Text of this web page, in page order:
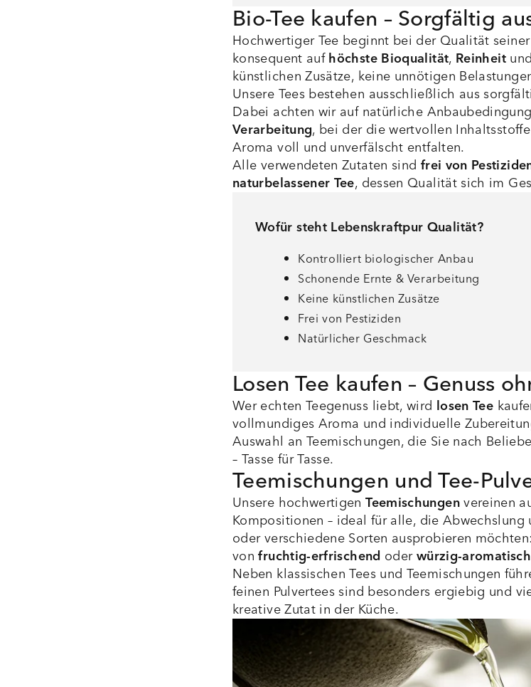
Bio-Tee kaufen – Sorgfältig
Hochwertiger Tee beginnt bei der Qualität
konsequent aufhöchste Bioqualität, Reinheit
künstlichen Zusätze, keine unnötigen
Unsere Tees bestehen ausschließlich aus
Dabei achten wir auf natürliche
Verarbeitung, bei der die wertvollen
Aroma voll und unverfälscht entfalten.
Alle verwendeten Zutaten sind frei von
naturbelassener Tee, dessen Qualität sich im
Wofür steht Lebenskraftpur Qualität?
Kontrolliert biologischer Anbau
Schonende Ernte & Verarbeitung
Keine künstlichen Zusätze
Frei von Pestiziden
Natürlicher Geschmack
Losen Tee kaufen – Genuss
Wer echten Teegenuss liebt, wird losen Tee
vollmundiges Aroma und individuelle
Auswahl an Teemischungen, die Sie nach
– Tasse für Tasse.
Teemischungen und Tee-
Unsere hochwertigenTeemischungenvereinen
Kompositionen – ideal für alle, die
oder verschiedene Sorten ausprobieren
vonfruchtig-erfrischend oderwürzig-aromatisch
Neben klassischen Tees und Teemischungen
feinen Pulvertees sind besonders ergiebig und
kreative Zutat in der Küche.